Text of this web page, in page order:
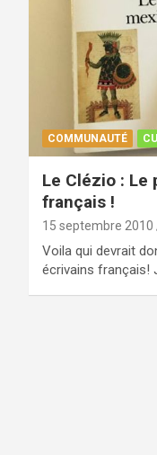
COMMUNAUTÉ
Le Clézio : Le
français !
15 septembre 2010
Voila qui devrait
écrivains français!